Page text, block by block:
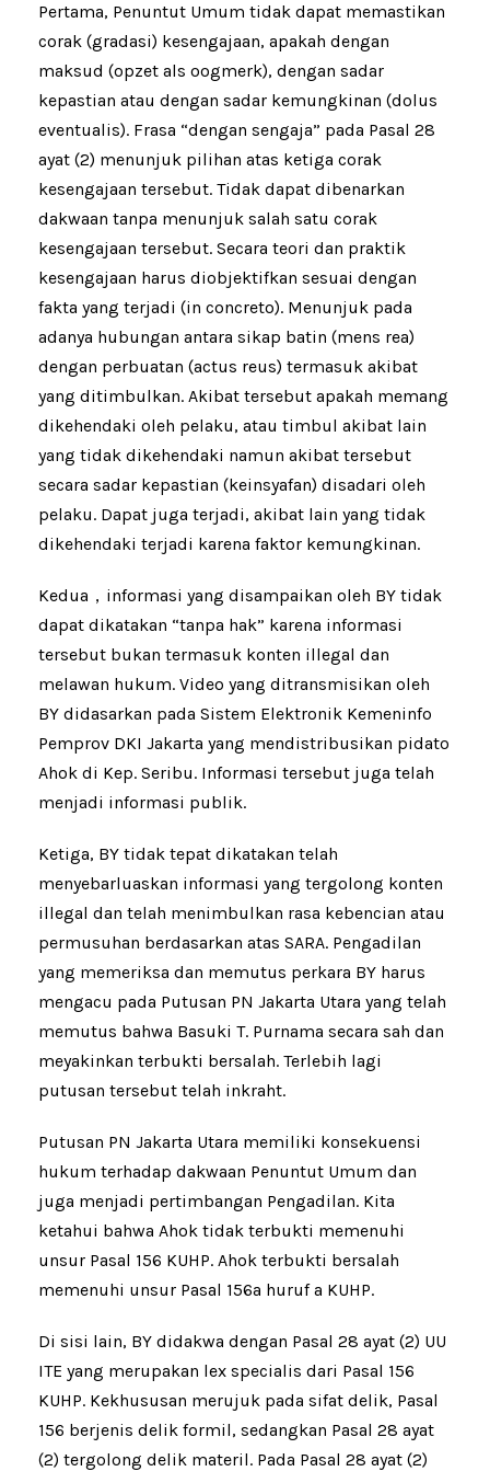
Pertama, Penuntut Umum tidak dapat memastikan
corak (gradasi) kesengajaan, apakah dengan
maksud (opzet als oogmerk), dengan sadar
kepastian atau dengan sadar kemungkinan (dolus
eventualis). Frasa “dengan sengaja” pada Pasal 28
ayat (2) menunjuk pilihan atas ketiga corak
kesengajaan tersebut. Tidak dapat dibenarkan
dakwaan tanpa menunjuk salah satu corak
kesengajaan tersebut. Secara teori dan praktik
kesengajaan harus diobjektifkan sesuai dengan
fakta yang terjadi (in concreto). Menunjuk pada
adanya hubungan antara sikap batin (mens rea)
dengan perbuatan (actus reus) termasuk akibat
yang ditimbulkan. Akibat tersebut apakah memang
dikehendaki oleh pelaku, atau timbul akibat lain
yang tidak dikehendaki namun akibat tersebut
secara sadar kepastian (keinsyafan) disadari oleh
pelaku. Dapat juga terjadi, akibat lain yang tidak
dikehendaki terjadi karena faktor kemungkinan.
Kedua，informasi yang disampaikan oleh BY tidak
dapat dikatakan “tanpa hak” karena informasi
tersebut bukan termasuk konten illegal dan
melawan hukum. Video yang ditransmisikan oleh
BY didasarkan pada Sistem Elektronik Kemeninfo
Pemprov DKI Jakarta yang mendistribusikan pidato
Ahok di Kep. Seribu. Informasi tersebut juga telah
menjadi informasi publik.
Ketiga, BY tidak tepat dikatakan telah
menyebarluaskan informasi yang tergolong konten
illegal dan telah menimbulkan rasa kebencian atau
permusuhan berdasarkan atas SARA. Pengadilan
yang memeriksa dan memutus perkara BY harus
mengacu pada Putusan PN Jakarta Utara yang telah
memutus bahwa Basuki T. Purnama secara sah dan
meyakinkan terbukti bersalah. Terlebih lagi
putusan tersebut telah inkraht.
Putusan PN Jakarta Utara memiliki konsekuensi
hukum terhadap dakwaan Penuntut Umum dan
juga menjadi pertimbangan Pengadilan. Kita
ketahui bahwa Ahok tidak terbukti memenuhi
unsur Pasal 156 KUHP. Ahok terbukti bersalah
memenuhi unsur Pasal 156a huruf a KUHP.
Di sisi lain, BY didakwa dengan Pasal 28 ayat (2) UU
ITE yang merupakan lex specialis dari Pasal 156
KUHP. Kekhususan merujuk pada sifat delik, Pasal
156 berjenis delik formil, sedangkan Pasal 28 ayat
(2) tergolong delik materil. Pada Pasal 28 ayat (2)